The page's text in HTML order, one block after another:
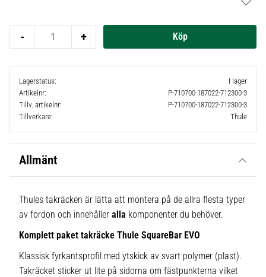
+
-
Lagerstatus
I lager
Artikelnr
P-710700-187022-712300-3
Tillv. artikelnr
P-710700-187022-712300-3
Tillverkare
Thule
Allmänt
Thules takräcken är lätta att montera på de allra flesta typer
av fordon och innehåller alla komponenter du behöver.
Komplett paket takräcke Thule SquareBar EVO
Klassisk fyrkantsprofil med ytskick av svart polymer (plast).
Takräcket sticker ut lite på sidorna om fästpunkterna vilket